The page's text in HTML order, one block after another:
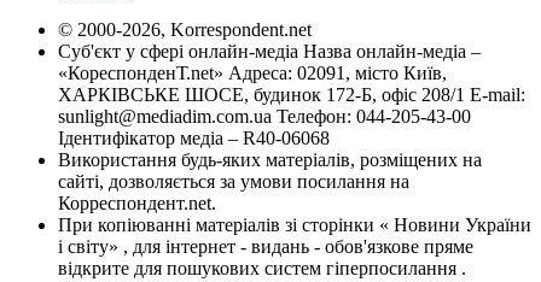
© 2000-2026, Korrespondent.net
Суб'єкт у сфері онлайн-медіа Назва онлайн-медіа –
«КореспонденТ.net» Адреса: 02091, місто Київ,
ХАРКІВСЬКЕ ШОСЕ, будинок 172-Б, офіс 208/1 E-mail:
sunlight@mediadim.com.ua Телефон: 044-205-43-00
Ідентифікатор медіа – R40-06068
Використання будь-яких матеріалів, розміщених на
сайті, дозволяється за умови посилання на
Корреспондент.net.
При копіюванні матеріалів зі сторінки « Новини України
і світу» , для інтернет - видань - обов'язкове пряме
відкрите для пошукових систем гіперпосилання .